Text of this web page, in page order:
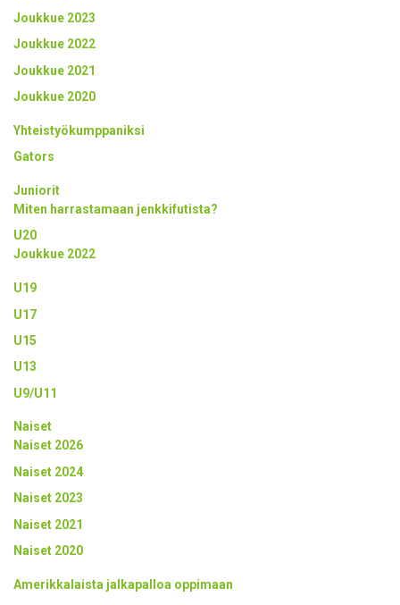
Joukkue 2023
Joukkue 2022
Joukkue 2021
Joukkue 2020
Yhteistyökumppaniksi
Gators
Juniorit
Miten harrastamaan jenkkifutista?
U20
Joukkue 2022
U19
U17
U15
U13
U9/U11
Naiset
Naiset 2026
Naiset 2024
Naiset 2023
Naiset 2021
Naiset 2020
Amerikkalaista jalkapalloa oppimaan